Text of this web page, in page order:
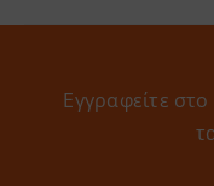
Εγγραφείτε